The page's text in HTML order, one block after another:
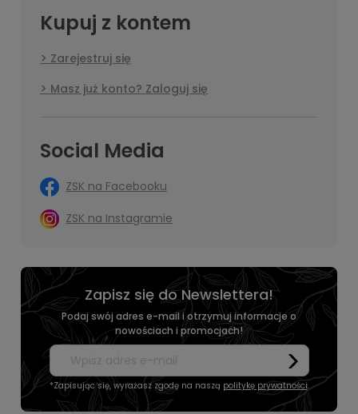
Kupuj z kontem
Zarejestruj się
Masz już konto? Zaloguj się
Social Media
ZSK na Facebooku
ZSK na Instagramie
Zapisz się do Newslettera!
Podaj swój adres e-mail i otrzymuj informacje o
nowościach i promocjach!
*Zapisując się, wyrażasz zgodę na naszą politykę prywatności.